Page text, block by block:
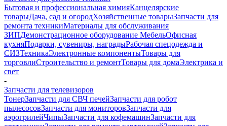
Бытовая и профессиональная химияКанцелярские
товарыДача, сад и огородХозяйственные товарыЗапчасти для
ремонта техникиМатериалы для обслуживания
ЗИПДемонстрационное оборудование МебельОфисная
кухняПодарки, сувениры, наградыРабочая спецодежда и
СИЗТехникаЭлектронные компонентыТовары для
торговлиСтроительство и ремонтТовары для домаЭлектрика и
свет
-
Запчасти для телевизоров
ТонерЗапчасти для СВЧ печейЗапчасти для робот
пылесосовЗапчасти для мониторовЗапчасти для
аэрогрилейЧипыЗапчасти для кофемашинЗапчасти для